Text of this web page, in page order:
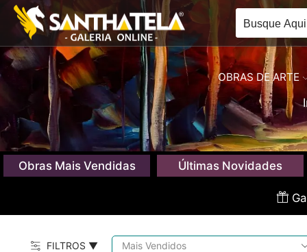
OBRAS DE ARTE
Obras Mais Vendidas Últimas Novidades
FILTROS ▼